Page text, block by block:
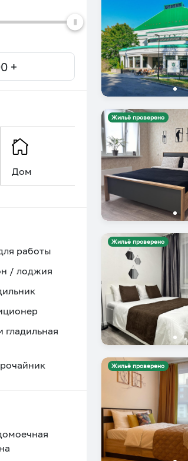
dates.
Дом Уникальное
работы
/ лоджия
гладильная
Жильё проверено
Жильё проверено
Жильё проверено